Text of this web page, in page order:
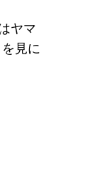
ヤマ
見に